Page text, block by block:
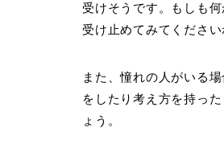
受けそうです。もしも
受け止めてみてください
また、憧れの人がいる
をしたり考え方を持っ
ょう。